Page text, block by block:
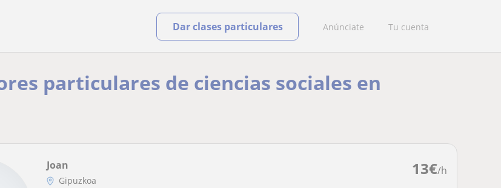
Anúnciate Tu cuenta
Dar clases particulares
particulares de ciencias sociales en
13€/h
Joan
Gipuzkoa